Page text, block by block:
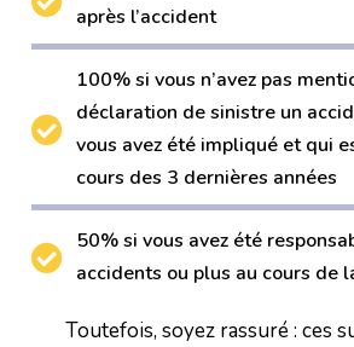
après l’accident
100% si vous n’avez pas
déclaration de sinistre un
vous avez été impliqué et qui
cours des 3 dernières années
50% si vous avez été
accidents ou plus au cours de
Toutefois, soyez rassuré : ces